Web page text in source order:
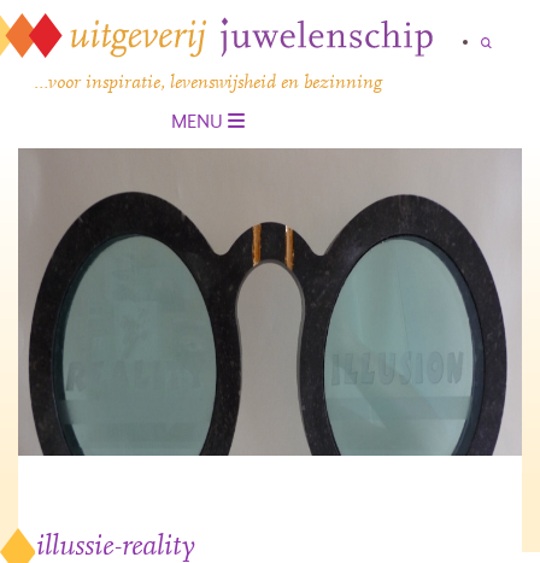
…voor inspiratie, levenswijsheid en bezinning
MENU
illussie-reality